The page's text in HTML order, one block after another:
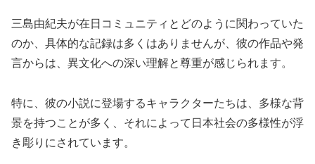
三島由紀夫が在日コミュニティとどのように関わっていた
のか、具体的な記録は多くはありませんが、彼の作品や発
言からは、異文化への深い理解と尊重が感じられます。
特に、彼の小説に登場するキャラクターたちは、多様な背
景を持つことが多く、それによって日本社会の多様性が浮
き彫りにされています。